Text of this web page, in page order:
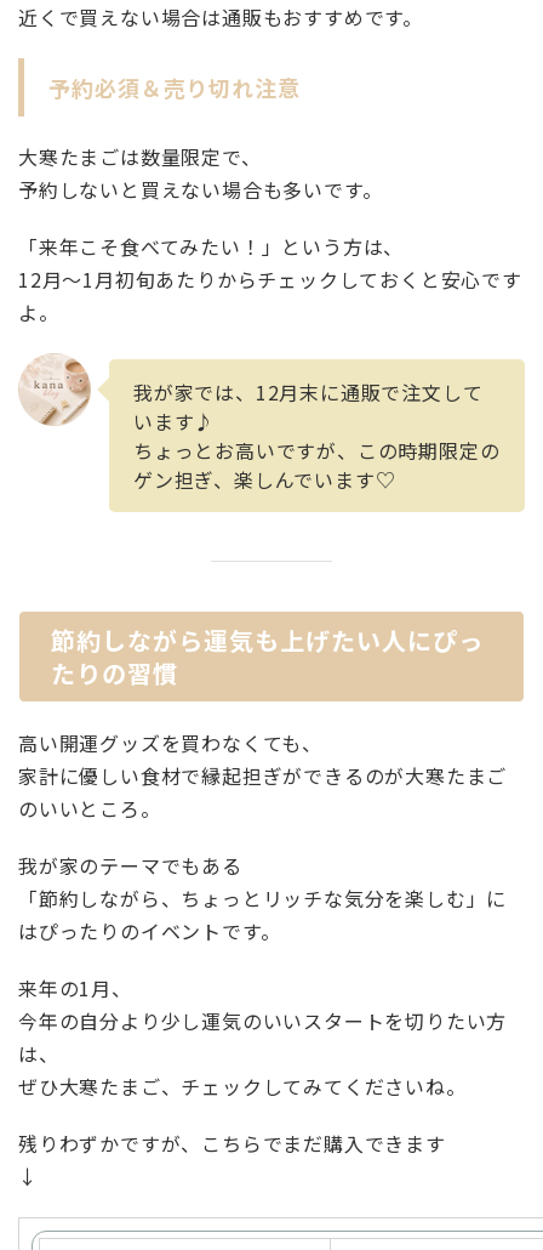
近くで買えない場合は通販もおすすめです。
予約必須＆売り切れ注意
大寒たまごは数量限定で、
予約しないと買えない場合も多いです。
「来年こそ食べてみたい！」という方は、
12月〜1月初旬あたりからチェックしておくと安心です
よ。
我が家では、12月末に通販で注文して
います♪
ちょっとお高いですが、この時期限定の
ゲン担ぎ、楽しんでいます♡
節約しながら運気も上げたい人にぴっ
たりの習慣
高い開運グッズを買わなくても、
家計に優しい食材で縁起担ぎができるのが大寒たまご
のいいところ。
我が家のテーマでもある
「節約しながら、ちょっとリッチな気分を楽しむ」に
はぴったりのイベントです。
来年の1月、
今年の自分より少し運気のいいスタートを切りたい方
は、
ぜひ大寒たまご、チェックしてみてくださいね。
残りわずかですが、こちらでまだ購入できます
↓